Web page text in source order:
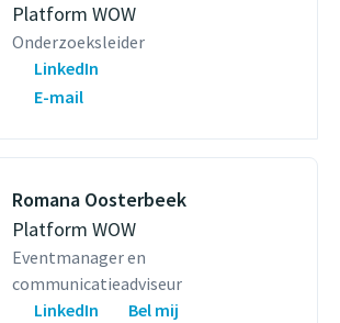
Platform WOW
Onderzoeksleider
LinkedIn
E-mail
Romana Oosterbeek
Platform WOW
Eventmanager en
communicatieadviseur
LinkedIn
Bel mij